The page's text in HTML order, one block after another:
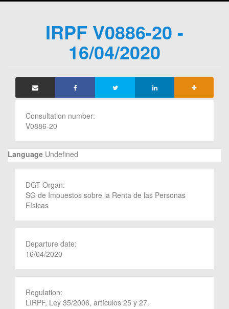
IRPF V0886-20 -
16/04/2020
Consultation number:
V0886-20
Language Undefined
DGT Organ:
SG de Impuestos sobre la Renta de las Personas
Físicas
Departure date:
16/04/2020
Regulation:
LIRPF, Ley 35/2006, artículos 25 y 27.